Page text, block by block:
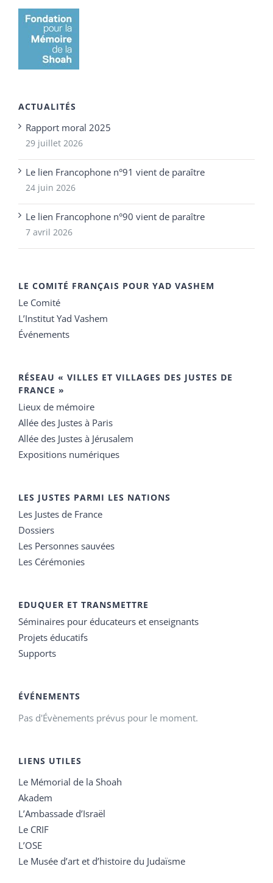
ACTUALITÉS
Rapport moral 2025
29 juillet 2026
Le lien Francophone n°91 vient de paraître
24 juin 2026
Le lien Francophone n°90 vient de paraître
7 avril 2026
LE COMITÉ FRANÇAIS POUR YAD VASHEM
Le Comité
L’Institut Yad Vashem
Événements
RÉSEAU « VILLES ET VILLAGES DES JUSTES DE
FRANCE »
Lieux de mémoire
Allée des Justes à Paris
Allée des Justes à Jérusalem
Expositions numériques
LES JUSTES PARMI LES NATIONS
Les Justes de France
Dossiers
Les Personnes sauvées
Les Cérémonies
EDUQUER ET TRANSMETTRE
Séminaires pour éducateurs et enseignants
Projets éducatifs
Supports
ÉVÉNEMENTS
Pas d'Évènements prévus pour le moment.
LIENS UTILES
Le Mémorial de la Shoah
Akadem
L’Ambassade d’Israël
Le CRIF
L’OSE
Le Musée d’art et d’histoire du Judaïsme